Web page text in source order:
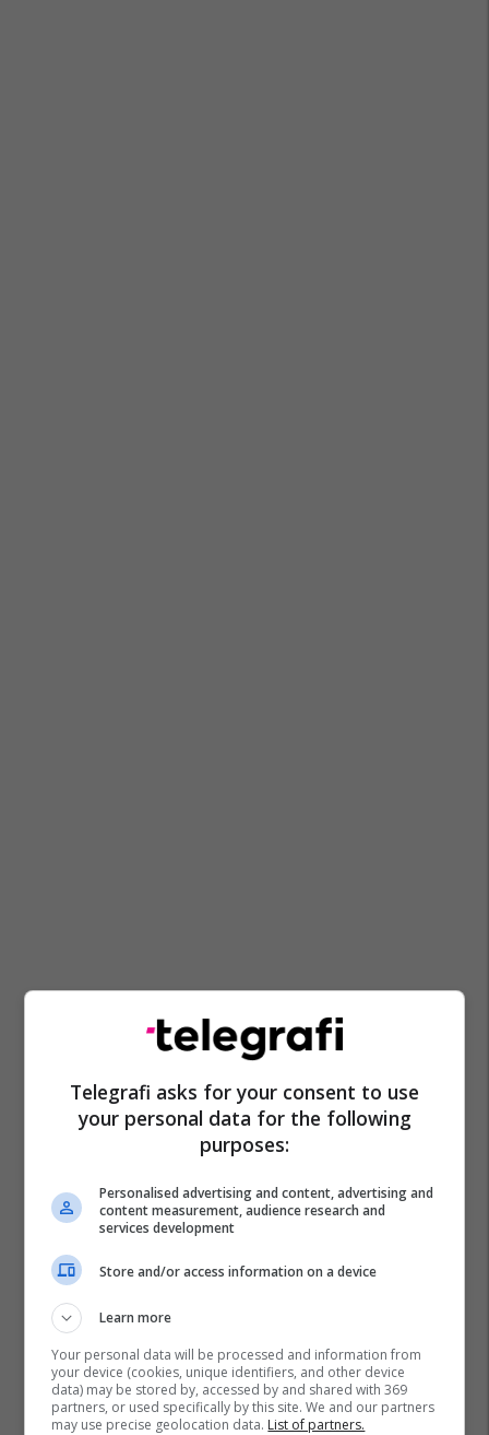
Çmimet E Derivateve Çmimi I Naftës
Telegrafi asks for your consent to use
your personal data for the following
purposes:
Personalised advertising and content, advertising and
content measurement, audience research and
services development
Store and/or access information on a device
Learn more
Your personal data will be processed and information from
your device (cookies, unique identifiers, and other device
data) may be stored by, accessed by and shared with 369
partners, or used specifically by this site. We and our partners
may use precise geolocation data. List of partners.